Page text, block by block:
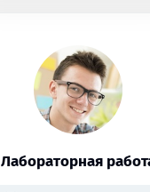
Лабораторная